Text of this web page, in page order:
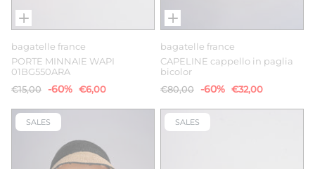
bagatelle france
PORTE MINNAIE WAPI
01BG550ARA
€15,00 -60% €6,00
bagatelle france
CAPELINE cappello in paglia
bicolor
€80,00 -60% €32,00
SALES SALES